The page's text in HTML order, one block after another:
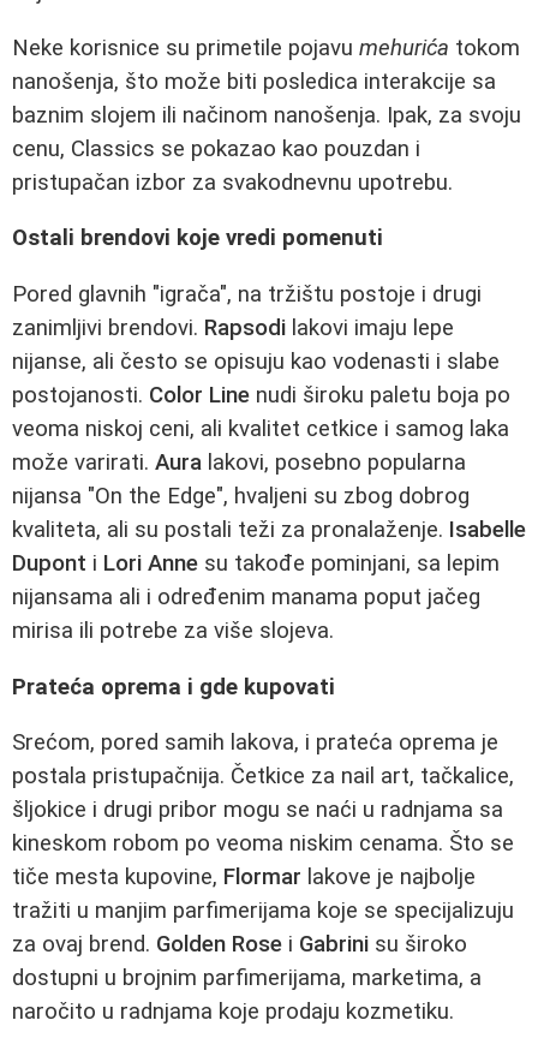
Neke korisnice su primetile pojavu mehurića tokom
nanošenja, što može biti posledica interakcije sa
baznim slojem ili načinom nanošenja. Ipak, za svoju
cenu, Classics se pokazao kao pouzdan i
pristupačan izbor za svakodnevnu upotrebu.
Ostali brendovi koje vredi pomenuti
Pored glavnih "igrača", na tržištu postoje i drugi
zanimljivi brendovi. Rapsodi lakovi imaju lepe
nijanse, ali često se opisuju kao vodenasti i slabe
postojanosti. Color Line nudi široku paletu boja po
veoma niskoj ceni, ali kvalitet cetkice i samog laka
može varirati. Aura lakovi, posebno popularna
nijansa "On the Edge", hvaljeni su zbog dobrog
kvaliteta, ali su postali teži za pronalaženje. Isabelle
Dupont i Lori Anne su takođe pominjani, sa lepim
nijansama ali i određenim manama poput jačeg
mirisa ili potrebe za više slojeva.
Prateća oprema i gde kupovati
Srećom, pored samih lakova, i prateća oprema je
postala pristupačnija. Četkice za nail art, tačkalice,
šljokice i drugi pribor mogu se naći u radnjama sa
kineskom robom po veoma niskim cenama. Što se
tiče mesta kupovine, Flormar lakove je najbolje
tražiti u manjim parfimerijama koje se specijalizuju
za ovaj brend. Golden Rose i Gabrini su široko
dostupni u brojnim parfimerijama, marketima, a
naročito u radnjama koje prodaju kozmetiku.